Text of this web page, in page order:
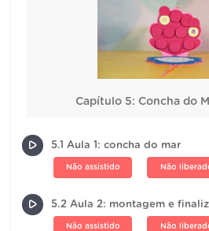
Capítulo 5: Concha do
5.1 Aula 1: concha do mar
Não assistido Não
5.2 Aula 2: montagem e
Não assistido Não